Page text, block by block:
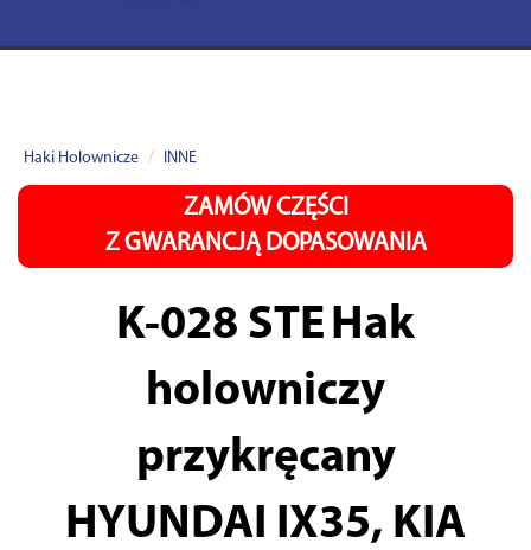
Haki Holownicze INNE
ZAMÓW CZĘŚCI
Z GWARANCJĄ DOPASOWANIA
K-028 STE Hak
holowniczy
przykręcany
HYUNDAI IX35, KIA